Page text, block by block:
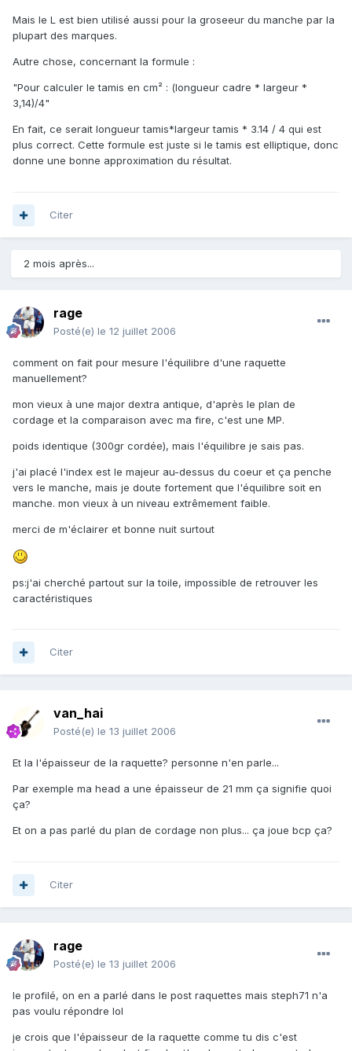
Mais le L est bien utilisé aussi pour la groseeur du manche par la
plupart des marques.
Autre chose, concernant la formule :
"Pour calculer le tamis en cm² : (longueur cadre * largeur *
3,14)/4"
En fait, ce serait longueur tamis*largeur tamis * 3.14 / 4 qui est
plus correct. Cette formule est juste si le tamis est elliptique, donc
donne une bonne approximation du résultat.
Citer
2 mois après...
rage
Posté(e) le 12 juillet 2006
comment on fait pour mesure l'équilibre d'une raquette
manuellement?
mon vieux à une major dextra antique, d'après le plan de
cordage et la comparaison avec ma fire, c'est une MP.
poids identique (300gr cordée), mais l'équilibre je sais pas.
j'ai placé l'index est le majeur au-dessus du coeur et ça penche
vers le manche, mais je doute fortement que l'équilibre soit en
manche. mon vieux à un niveau extrêmement faible.
merci de m'éclairer et bonne nuit surtout
ps:j'ai cherché partout sur la toile, impossible de retrouver les
caractéristiques
Citer
van_hai
Posté(e) le 13 juillet 2006
Et la l'épaisseur de la raquette? personne n'en parle...
Par exemple ma head a une épaisseur de 21 mm ça signifie quoi
ça?
Et on a pas parlé du plan de cordage non plus... ça joue bcp ça?
Citer
rage
Posté(e) le 13 juillet 2006
le profilé, on en a parlé dans le post raquettes mais steph71 n'a
pas voulu répondre lol
je crois que l'épaisseur de la raquette comme tu dis c'est